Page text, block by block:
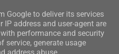
Google to deliver its services
IP address and user-agent are
performance and security
service, generate usage